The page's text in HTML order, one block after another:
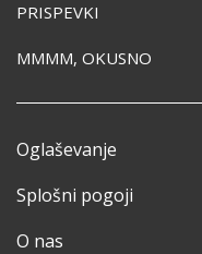
PRISPEVKI
MMMM, OKUSNO
Oglaševanje
Splošni pogoji
O nas